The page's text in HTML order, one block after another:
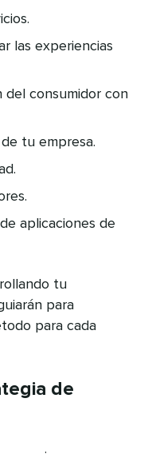
las experiencias
del consumidor con
tu empresa.
aplicaciones de
tu
para
para cada
de